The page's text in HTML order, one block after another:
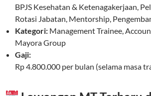
BPJS Kesehatan & Ketenagakerjaan,
Rotasi Jabatan, Mentorship,
Kategori: Management Trainee,
Mayora Group
Gaji:
Rp 4.800.000 per bulan (selama masa